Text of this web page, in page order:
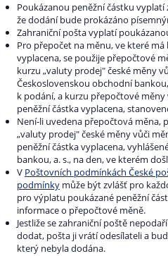
Poukázanou peněžní částku
že dodání bude prokázáno
Zahraniční pošta vyplatí
Pro přepočet na měnu, ve které
vyplacena, se použije přepočtové
kurzu „valuty prodej" české měny
Československou obchodní
k podání, a kurzu přepočtové
peněžní částka vyplacena,
Není-li uvedena přepočtová měna,
„valuty prodej" české měny vůči
peněžní částka vyplacena,
bankou, a. s., na den, ve kterém
V Poštovních podmínkách České
podmínky může být zvlášť pro
pro výplatu poukázané peněžní
informace o přepočtové měně.
Jestliže se zahraniční poště
dodat, pošta ji vrátí odesílateli a
který nebyla dodána.